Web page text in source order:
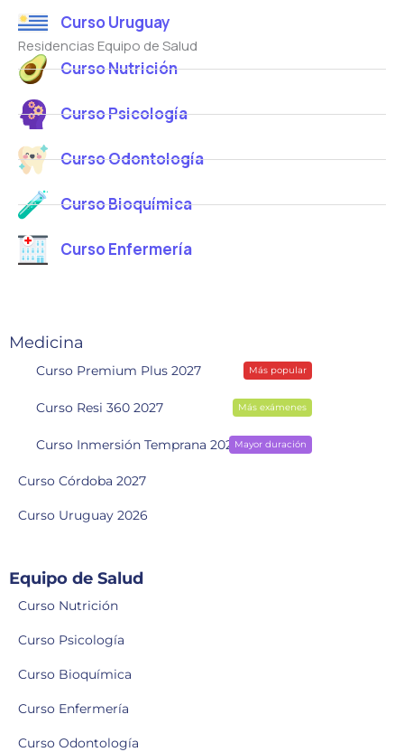
Curso Uruguay
Residencias Equipo de Salud
Curso Nutrición
Curso Psicología
Curso Odontología
Curso Bioquímica
Curso Enfermería
Medicina
Curso Premium Plus 2027 Más popular
Curso Resi 360 2027 Más exámenes
Curso Inmersión Temprana 2028Mayor duración
Curso Córdoba 2027
Curso Uruguay 2026
Equipo de Salud
Curso Nutrición
Curso Psicología
Curso Bioquímica
Curso Enfermería
Curso Odontología